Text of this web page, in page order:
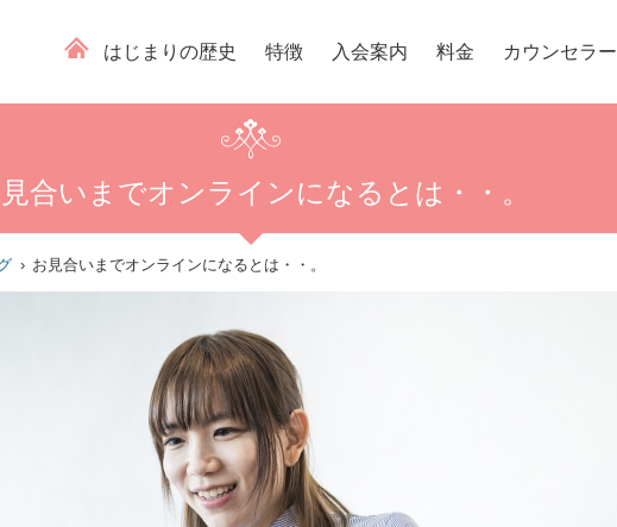
はじまりの歴史 特徴 入会案内 料金 カウンセラー
合いまでオンラインになるとは・・。
お見合いまでオンラインになるとは・・。